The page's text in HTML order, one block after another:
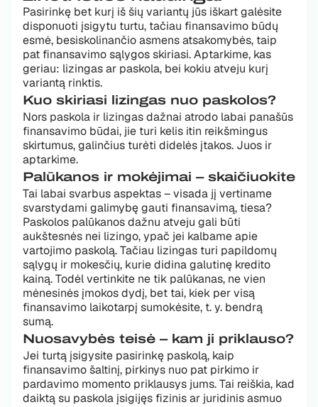
Pasirinkę bet kurį iš šių variantų jūs iškart galėsite
disponuoti įsigytu turtu, tačiau finansavimo būdų
esmė, besiskolinančio asmens atsakomybės, taip
pat finansavimo sąlygos skiriasi. Aptarkime, kas
geriau: lizingas ar paskola, bei kokiu atveju kurį
variantą rinktis.
Kuo skiriasi lizingas nuo paskolos?
Nors paskola ir lizingas dažnai atrodo labai panašūs
finansavimo būdai, jie turi kelis itin reikšmingus
skirtumus, galinčius turėti didelės įtakos. Juos ir
aptarkime.
Palūkanos ir mokėjimai – skaičiuokite
Tai labai svarbus aspektas – visada jį vertiname
svarstydami galimybę gauti finansavimą, tiesa?
Paskolos palūkanos dažnu atveju gali būti
aukštesnės nei lizingo, ypač jei kalbame apie
vartojimo paskolą. Tačiau lizingas turi papildomų
sąlygų ir mokesčių, kurie didina galutinę kredito
kainą. Todėl vertinkite ne tik palūkanas, ne vien
mėnesinės įmokos dydį, bet tai, kiek per visą
finansavimo laikotarpį sumokėsite, t. y. bendrą
sumą.
Nuosavybės teisė – kam ji priklauso?
Jei turtą įsigysite pasirinkę paskolą, kaip
finansavimo šaltinį, pirkinys nuo pat pirkimo ir
pardavimo momento priklausys jums. Tai reiškia, kad
daiktą su paskola įsigijęs fizinis ar juridinis asmuo